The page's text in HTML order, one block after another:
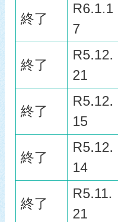
終了
R6.1.1
7
終了
R5.12.
21
終了
R5.12.
15
終了
R5.12.
14
終了
R5.11.
21